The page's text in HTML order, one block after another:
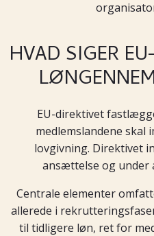
HVAD SIGER
EU-direktivet
medlemslandene skal
lovgivning. Direktivet
ansættelse og under
Centrale elementer
allerede i
til tidligere løn, ret for